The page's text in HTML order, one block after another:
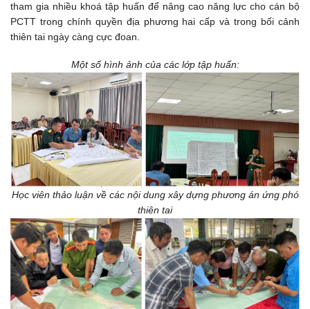
tham gia nhiều khoá tập huấn để nâng cao năng lực cho cán bộ
PCTT trong chính quyền địa phương hai cấp và trong bối cảnh
thiên tai ngày càng cực đoan.
Một số hình ảnh của các lớp tập huấn:
Học viên thảo luận về các nội dung xây dựng phương án ứng phó
thiên tai